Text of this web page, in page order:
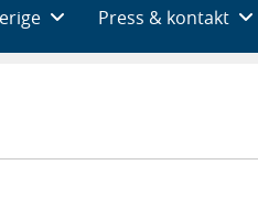
Press & kontakt